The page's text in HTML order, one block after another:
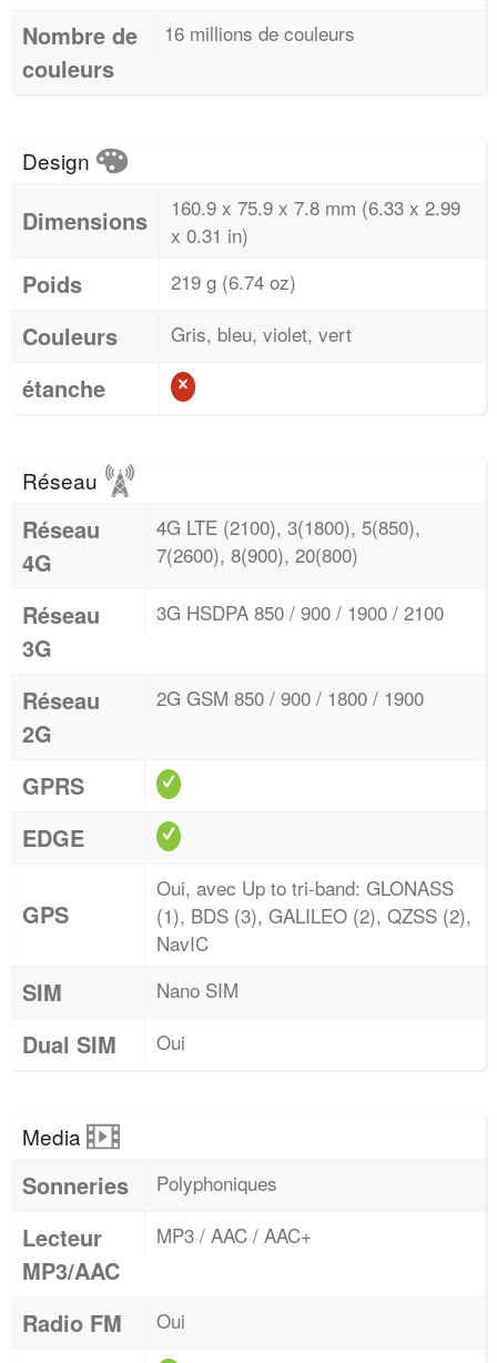
Nombre de
couleurs
16 millions de couleurs
Design
Dimensions
160.9 x 75.9 x 7.8 mm (6.33 x 2.99
x 0.31 in)
Poids 219 g (6.74 oz)
Couleurs Gris, bleu, violet, vert
étanche
Réseau
Réseau
4G
4G LTE (2100), 3(1800), 5(850),
7(2600), 8(900), 20(800)
Réseau
3G
3G HSDPA 850 / 900 / 1900 / 2100
Réseau
2G
2G GSM 850 / 900 / 1800 / 1900
GPRS
EDGE
GPS
Oui, avec Up to tri-band: GLONASS
(1), BDS (3), GALILEO (2), QZSS (2),
NavIC
SIM Nano SIM
Dual SIM Oui
Media
Sonneries Polyphoniques
Lecteur
MP3/AAC
MP3 / AAC / AAC+
Radio FM Oui